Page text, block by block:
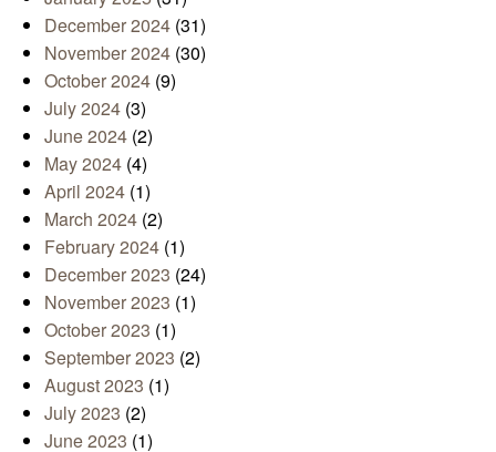
December 2024 (31)
November 2024 (30)
October 2024 (9)
July 2024 (3)
June 2024 (2)
May 2024 (4)
April 2024 (1)
March 2024 (2)
February 2024 (1)
December 2023 (24)
November 2023 (1)
October 2023 (1)
September 2023 (2)
August 2023 (1)
July 2023 (2)
June 2023 (1)